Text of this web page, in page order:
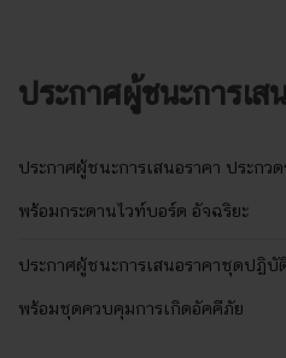
ประกาศผู้ชนะการเส
ประกาศผู้ชนะการเสนอราคา ประก
พร้อมกระดานไวท์บอร์ด อัจฉริยะ
ประกาศผู้ชนะการเสนอราคาชุดปฏิบั
พร้อมชุดควบคุมการเกิดอัคคีภัย